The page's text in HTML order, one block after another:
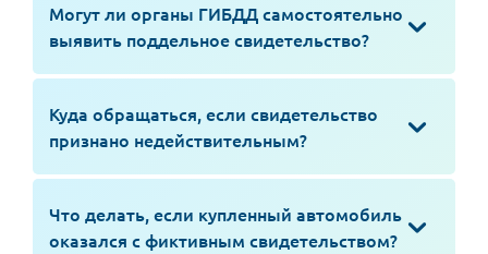
Могут ли органы ГИБДД самостоятельно
выявить поддельное свидетельство?
Куда обращаться, если свидетельство
признано недействительным?
Что делать, если купленный автомобиль
оказался с фиктивным свидетельством?